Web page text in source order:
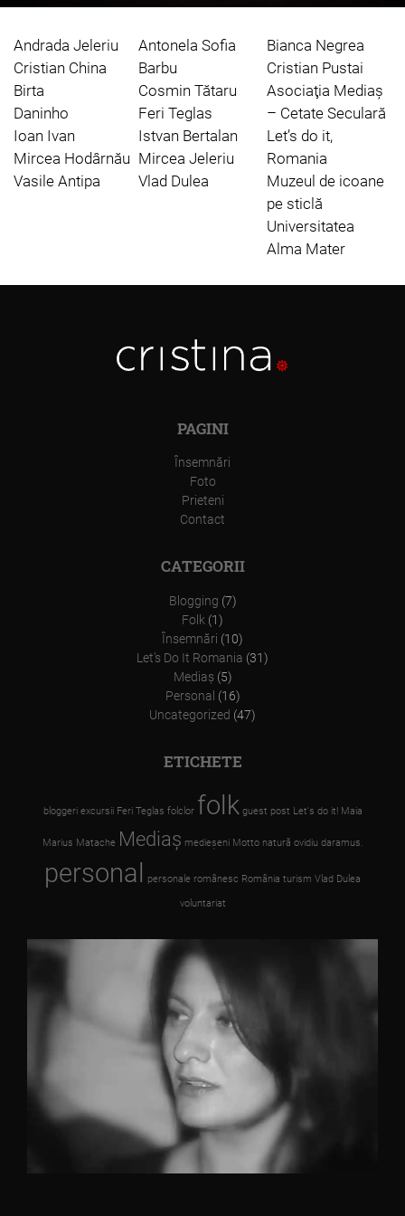
Andrada Jeleriu
Cristian China
Birta
Daninho
Ioan Ivan
Mircea Hodârnău
Vasile Antipa
Antonela Sofia
Barbu
Cosmin Tătaru
Feri Teglas
Istvan Bertalan
Mircea Jeleriu
Vlad Dulea
Bianca Negrea
Cristian Pustai
Asociaţia Mediaş
– Cetate Seculară
Let’s do it,
Romania
Muzeul de icoane
pe sticlă
Universitatea
Alma Mater
PAGINI
Însemnări
Foto
Prieteni
Contact
CATEGORII
Blogging (7)
Folk (1)
Însemnări (10)
Let’s Do It Romania (31)
Mediaş(5)
Personal (16)
Uncategorized (47)
ETICHETE
bloggeri excursii Feri Teglas folclor folk guest post Let's do it! Maia
Marius Matache Mediaş medieşeni Motto natură ovidiu daramus.
personal personale românesc România turism Vlad Dulea
voluntariat